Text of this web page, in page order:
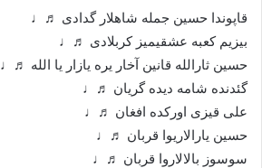
قاپوندا حسین جمله شاهلار گدادی ♬♩
بیزیم کعبه عشقیمیز کربلادی ♬♩
حسین ثارالله قانین آخار یره یازار یا الله ♬♩
گئدنده شامه دیده گریان ♬♩
علی قیزی اورکده افغان ♬♩
حسین یارالاریوا قربان ♬♩
سوسوز بالالاروا قربان ♬♩